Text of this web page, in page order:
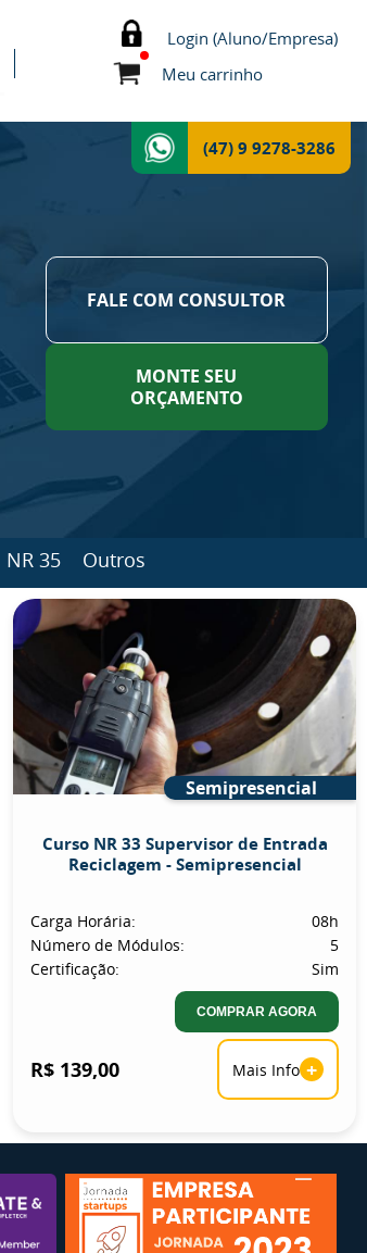
Login (Aluno/Empresa)
Meu carrinho
(47) 9 9278-3286
FALE COM CONSULTOR
MONTE SEU
ORÇAMENTO
NR 35 Outros
Semipresencial
Curso NR 33 Supervisor de Entrada
Reciclagem - Semipresencial
Carga Horária:
08h
Número de Módulos:
5
Certificação:
Sim
COMPRAR AGORA
R$ 139,00 Mais Info +